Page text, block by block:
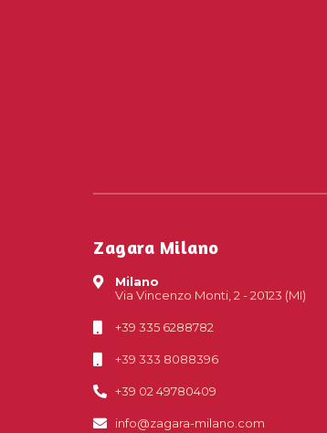
Zagara Milano
Milano
Via Vincenzo Monti, 2 - 20123 (MI)
+39 335 6288782
+39 333 8088396
+39 02 49780409
info@zagara-milano.com